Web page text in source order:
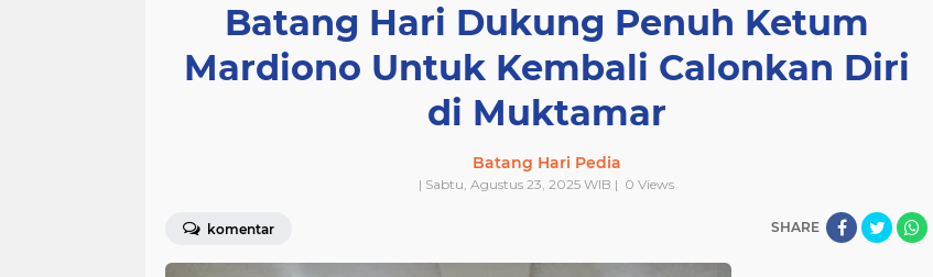
Batang Hari Dukung Penuh Ketum
Mardiono Untuk Kembali Calonkan Diri
di Muktamar
Batang Hari Pedia
| Sabtu, Agustus 23, 2025 WIB | 0 Views
komentar SHARE